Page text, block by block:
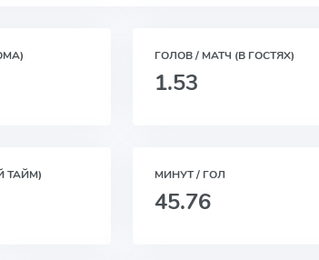
ГОЛОВ / МАТЧ (В ГОСТЯХ)
1.53
ТАЙМ) МИНУТ / ГОЛ
45.76